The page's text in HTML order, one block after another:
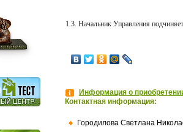
1.3. Начальник Управления
Информация о
Контактная информация:
Городилова Светлана